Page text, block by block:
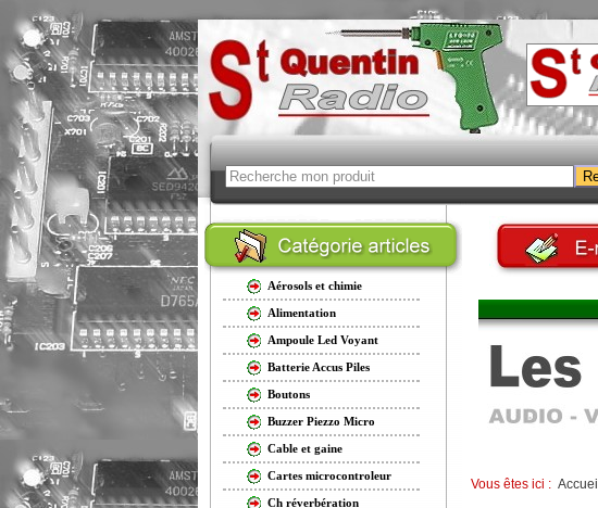
Aérosols et chimie
Alimentation
Ampoule Led Voyant
Batterie Accus Piles
Boutons
Buzzer Piezzo Micro
Cable et gaine
Cartes microcontroleur
Ch réverbération
Vous êtes ici : Accueil